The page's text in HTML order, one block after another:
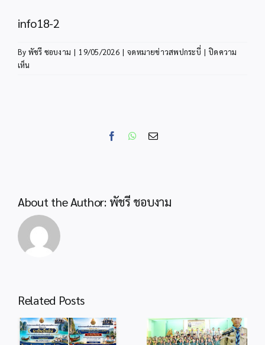
info18-2
By พัชรี ชอบงาม | 19/05/2026 | จดหมายข่าวสพปกระบี่ | ปิดความ
เห็น
FacebookWhatsApp
Email
About the Author: พัชรี ชอบงาม
Related Posts